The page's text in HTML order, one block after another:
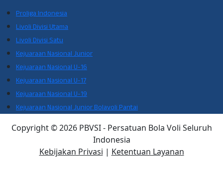
Proliga Indonesia
Livoli Divisi Utama
Livoli Divisi Satu
Kejuaraan Nasional Junior
Kejuaraan Nasional U-16
Kejuaraan Nasional U-17
Kejuaraan Nasional U-19
Kejuaraan Nasional Junior Bolavoli Pantai
Copyright © 2026 PBVSI - Persatuan Bola Voli Seluruh
Indonesia
Kebijakan Privasi | Ketentuan Layanan